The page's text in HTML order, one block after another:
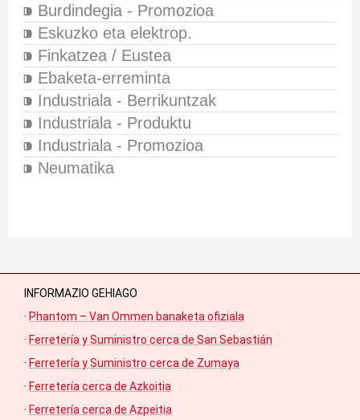
⁍ Burdindegia - Promozioa
⁍ Eskuzko eta elektrop.
⁍ Finkatzea / Eustea
⁍ Ebaketa-erreminta
⁍ Industriala - Berrikuntzak
⁍ Industriala - Produktu
⁍ Industriala - Promozioa
⁍ Neumatika
INFORMAZIO GEHIAGO
· Phantom – Van Ommen banaketa ofiziala
· Ferretería y Suministro cerca de San Sebastián
· Ferretería y Suministro cerca de Zumaya
· Ferretería cerca de Azkoitia
· Ferretería cerca de Azpeitia